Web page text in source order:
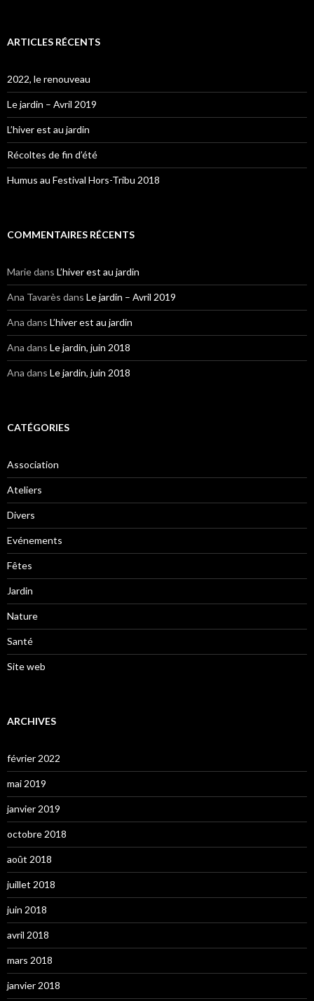
ARTICLES RÉCENTS
2022, le renouveau
Le jardin – Avril 2019
L’hiver est au jardin
Récoltes de fin d’été
Humus au Festival Hors-Tribu 2018
COMMENTAIRES RÉCENTS
Mariedans L’hiver est au jardin
Ana Tavarès dans Le jardin – Avril 2019
Ana dans L’hiver est au jardin
Ana dans Le jardin, juin 2018
Ana dans Le jardin, juin 2018
CATÉGORIES
Association
Ateliers
Divers
Evénements
Fêtes
Jardin
Nature
Santé
Site web
ARCHIVES
février 2022
mai 2019
janvier 2019
octobre 2018
août 2018
juillet 2018
juin 2018
avril 2018
mars 2018
janvier 2018